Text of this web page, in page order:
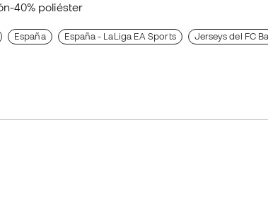
40% poliéster
España España - LaLiga EA Sports Jerseys del FC